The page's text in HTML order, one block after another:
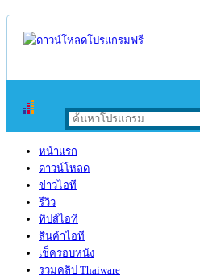
หน้าแรก
ดาวน์โหลด
ข่าวไอที
รีวิว
ทิปส์ไอที
สินค้าไอที
เช็ครอบหนัง
รวมคลิป Thaiware